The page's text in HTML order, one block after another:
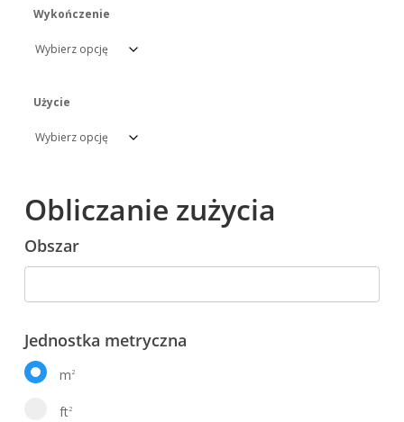
Wykończenie
Użycie
Obliczanie zużycia
Obszar
Jednostka metryczna
m2
ft2